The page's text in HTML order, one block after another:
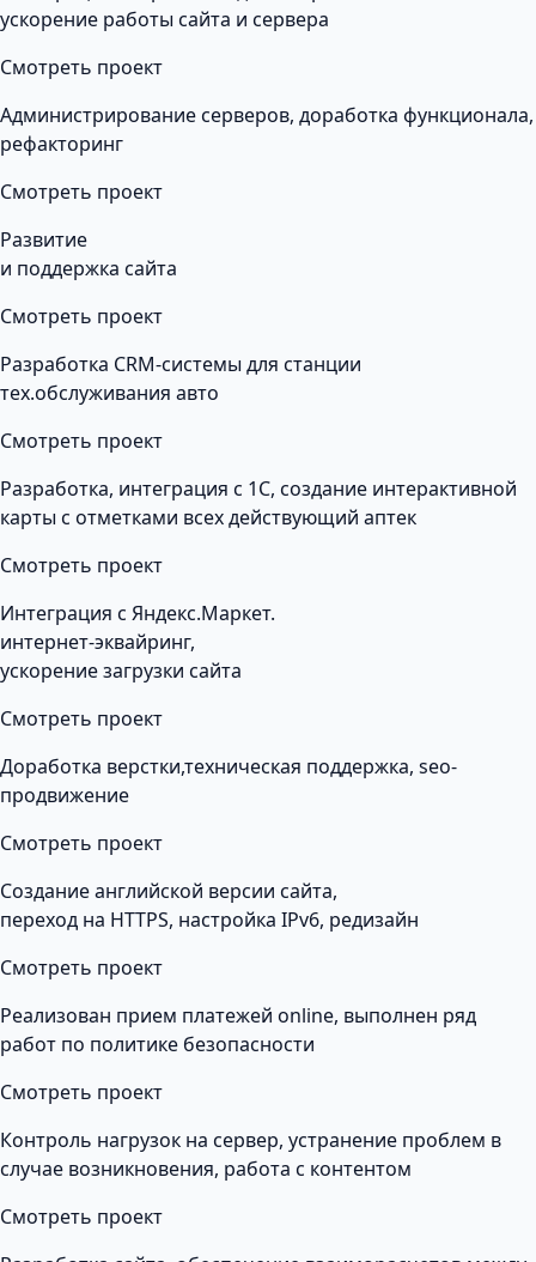
ускорение работы сайта и сервера
Смотреть проект
Администрирование серверов, доработка функционала,
рефакторинг
Смотреть проект
Развитие
и поддержка сайта
Смотреть проект
Разработка CRM-системы для станции
тех.обслуживания авто
Смотреть проект
Разработка, интеграция с 1С, создание интерактивной
карты с отметками всех действующий аптек
Смотреть проект
Интеграция с Яндекс.Маркет.
интернет-эквайринг,
ускорение загрузки сайта
Смотреть проект
Доработка верстки,техническая поддержка, seo-
продвижение
Смотреть проект
Создание английской версии сайта,
переход на HTTPS, настройка IPv6, редизайн
Смотреть проект
Реализован прием платежей online, выполнен ряд
работ по политике безопасности
Смотреть проект
Контроль нагрузок на сервер, устранение проблем в
случае возникновения, работа с контентом
Смотреть проект